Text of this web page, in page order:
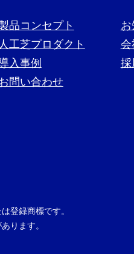
品コンセプト
人工芝プロダクト
会
入事例
採
問い合わせ
登録商標です。
ります。